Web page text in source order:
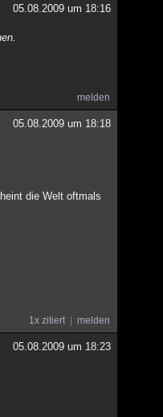
05.08.2009 um 18:16
melden
05.08.2009 um 18:18
die Welt oftmals
1x zitiert melden
05.08.2009 um 18:23